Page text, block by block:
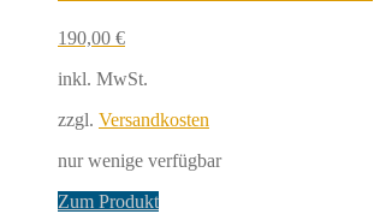
190,00 €
inkl. MwSt.
zzgl. Versandkosten
nur wenige verfügbar
Zum Produkt